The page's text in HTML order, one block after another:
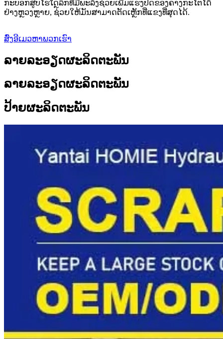
ກະບອກສູບໄຮໂດຼລິກທີ່ມີພະລັງຊ່ວຍເພີ່ມແຮງປິດຂອງຄາງກະໄຕໄດ້
ຢ່າງຫຼວງຫຼາຍ, ຊ່ວຍໃຫ້ມັນສາມາດຕັດເຫຼັກທີ່ແຂງທີ່ສຸດໄດ້.
ສົ່ງອີເມວຫາພວກເຮົາ
ລາຍລະອຽດຜະລິດຕະພັນ
ລາຍລະອຽດຜະລິດຕະພັນ
ປ້າຍຜະລິດຕະພັນ